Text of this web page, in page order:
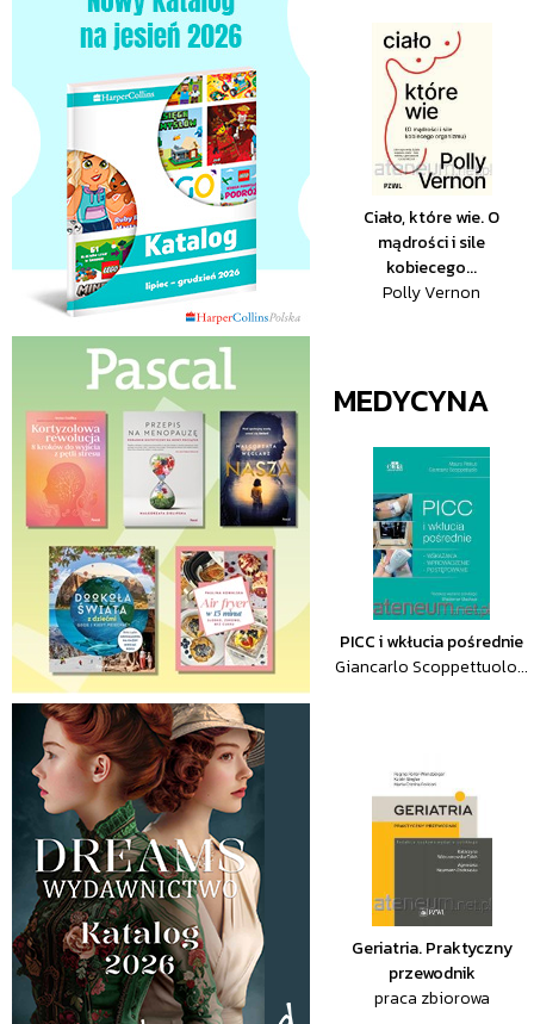
Ciało, które wie. O
mądrości i sile
kobiecego...
Polly Vernon
MEDYCYNA
PICC i wkłucia pośrednie
Giancarlo Scoppettuolo...
Geriatria. Praktyczny
przewodnik
praca zbiorowa